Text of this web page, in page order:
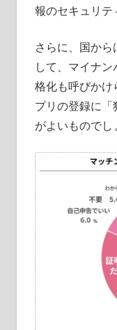
報のセキュリテ
さらに、国か
して、マイナ
格化も呼びかけ
プリの登録に「
がよいものでし